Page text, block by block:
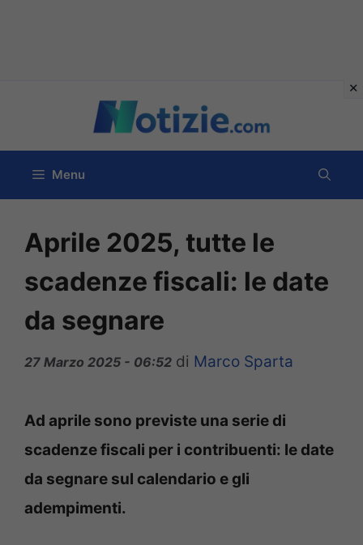
contenuto
Menu
Aprile 2025, tutte le
scadenze fiscali: le date
da segnare
27 Marzo 2025 - 06:52 di Marco Sparta
Ad aprile sono previste una serie di
scadenze fiscali per i contribuenti: le date
da segnare sul calendario e gli
adempimenti.